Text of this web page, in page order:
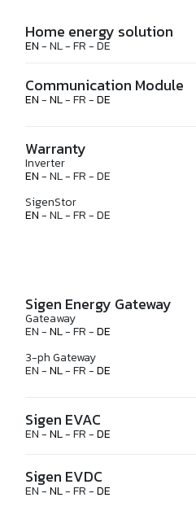
Home energy solution
EN- NL - FR - DE
Communication Module
EN-NL- FR -DE
Warranty
Inverter
EN- NL - FR - DE
SigenStor
EN- NL - FR - DE
Sigen Energy Gateway
Gateaway
EN -NL- FR -DE
3-ph Gateway
EN -NL- FR -DE
Sigen EVAC
EN -NL- FR -DE
Sigen EVDC
EN -NL- FR -DE